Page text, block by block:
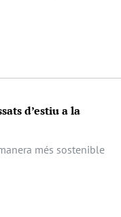
d’estiu a la
més sostenible